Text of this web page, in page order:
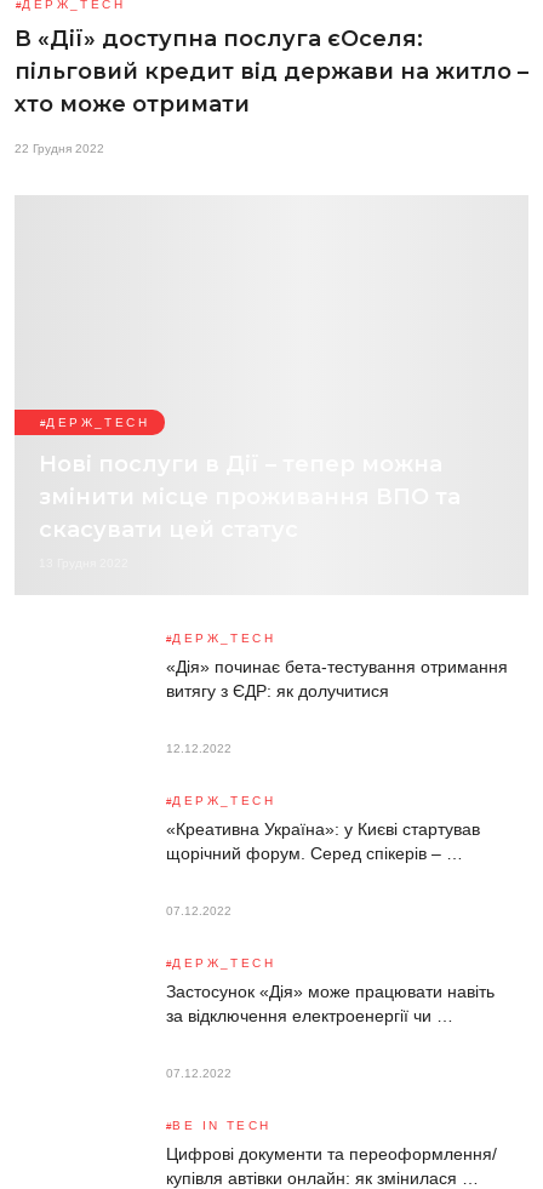
ДЕРЖ_TECH
В «Дії» доступна послуга єОселя:
пільговий кредит від держави на житло –
хто може отримати
22 Грудня 2022
ДЕРЖ_TECH
Нові послуги в Дії – тепер можна
змінити місце проживання ВПО та
скасувати цей статус
ДЕРЖ_TECH
«Дія» починає бета-тестування отримання
витягу з ЄДР: як долучитися
12.12.2022
ДЕРЖ_TECH
«Креативна Україна»: у Києві стартував
щорічний форум. Серед спікерів – …
07.12.2022
ДЕРЖ_TECH
Застосунок «Дія» може працювати навіть
за відключення електроенергії чи …
07.12.2022
BE IN TECH
Цифрові документи та переоформлення/
купівля автівки онлайн: як змінилася …